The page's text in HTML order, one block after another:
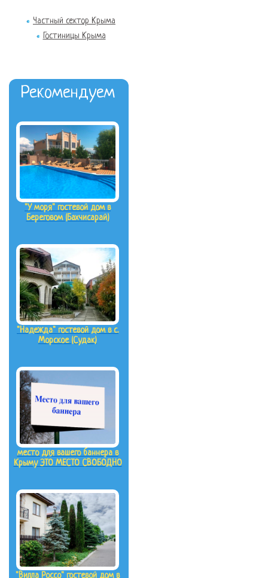
Частный сектор Крыма
Гостиницы Крыма
Рекомендуем
"У моря" гостевой дом в
Береговом (Бахчисарай)
"Надежда" гостевой дом в с.
Морское (Судак)
место для вашего баннера в
Крыму ЭТО МЕСТО СВОБОДНО
"Вилла Россо" гостевой дом в